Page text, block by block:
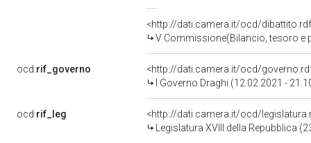
<http://dati.camera.it/ocd/
V Commissione(Bilancio, tesoro e
ocd:rif_governo
<http://dati.camera.it/ocd/
I Governo Draghi (12.02.2021 -
ocd:rif_leg
<http://dati.camera.it/ocd/
Legislatura XVIII della Repubblica